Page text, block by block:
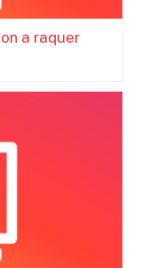
a raquer